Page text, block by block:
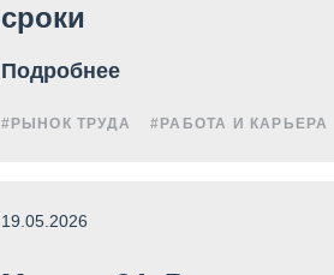
сроки
Подробнее
#РЫНОК ТРУДА #РАБОТА И КАРЬЕРА
19.05.2026